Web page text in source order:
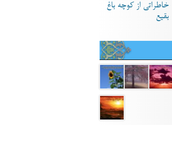
خاطراتی از کوچه باغ
بقیع